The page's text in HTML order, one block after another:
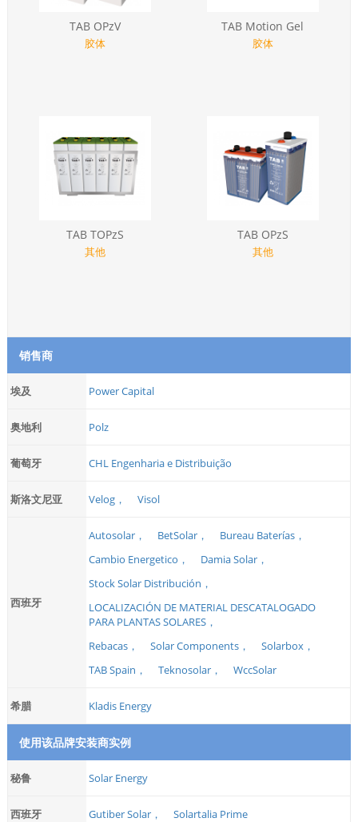
TAB OPzV
胶体
TAB Motion Gel
胶体
TAB TOPzS
其他
TAB OPzS
其他
销售商
埃及 Power Capital
奥地利 Polz
葡萄牙 CHL Engenharia e Distribuição
斯洛文尼亚 Velog， Visol
西班牙
Autosolar， BetSolar，
Bureau Baterías，
Cambio Energetico，
Damia Solar，
Stock Solar Distribución，
LOCALIZACIÓN DE MATERIAL DESCATALOGADO
PARA PLANTAS SOLARES，
Rebacas，
Solar Components，
Solarbox，
TAB Spain，
Teknosolar， WccSolar
希腊 Kladis Energy
使用该品牌安装商实例
秘鲁 Solar Energy
西班牙 Gutiber Solar， Solartalia Prime